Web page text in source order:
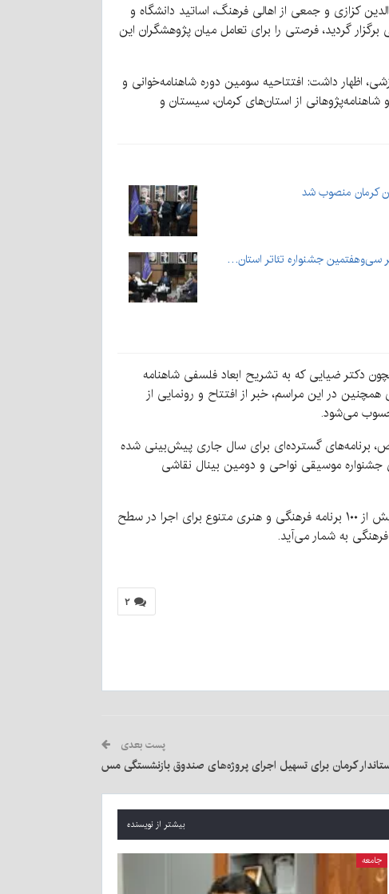
کزازی و جمعی از اهالی فرهنگ، اساتید دانشگاه و
گردید، فرصتی را برای تعامل میان پژوهشگران این
اظهار داشت: افتتاحیه سومین دوره شاهنامه‌خوانی و
از استان‌های کرمان، سیستان و
کرمان منصوب شد
سی‌وهفتمین جشنواره تئاتر استان…
دکتر ضیایی که به تشریح ابعاد فلسفی شاهنامه
در این مراسم، خبر از افتتاح و رونمایی از
می‌شود.
برنامه‌های گسترده‌ای برای سال جاری پیش‌بینی شده
جشنواره موسیقی نواحی و دومین بینال نقاشی
وی در پایان خاطرنشان کرد: این برنامه‌ها با همکاری دکتر طالبی، استاندار کرمان، تدوین و برنامه‌ریزی شده‌اند. در مجموع، بیش از ۱۰۰ برنامه فرهنگی و هنری متنوع برای اجرا در سطح
به شمار می‌آید.
۲
پست بعدی
کرمان برای تسهیل اجرای پروژه‌های صندوق بازنشستگی مس
بیشتر از نویسنده
جامعه